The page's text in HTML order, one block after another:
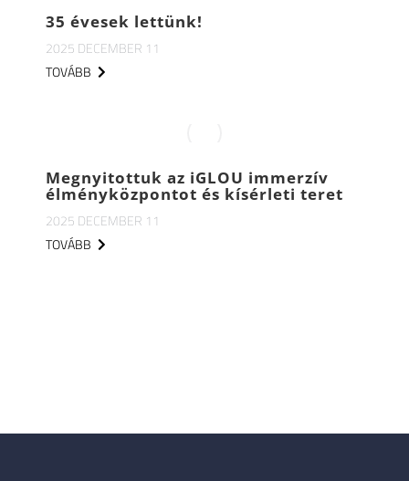
35 évesek lettünk!
2025 DECEMBER 11
TOVÁBB
Megnyitottuk az iGLOU immerzív
élményközpontot és kísérleti teret
2025 DECEMBER 11
TOVÁBB